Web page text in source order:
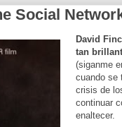
Social
David
tan
(siganme
cuando se
crisis de
continuar
enaltecer.